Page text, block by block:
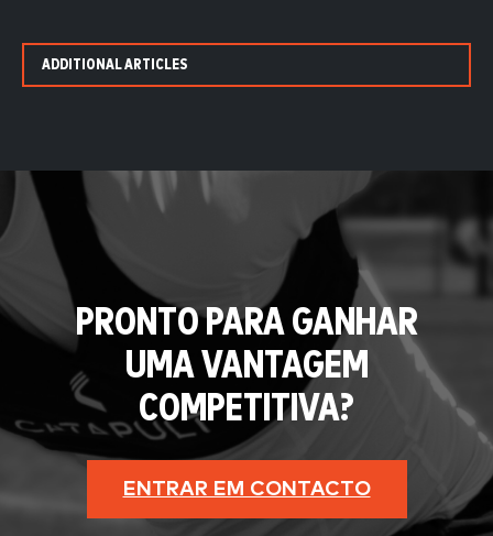
ADDITIONAL ARTICLES
PRONTO PARA GANHAR
UMA VANTAGEM
COMPETITIVA?
ENTRAR EM CONTACTO